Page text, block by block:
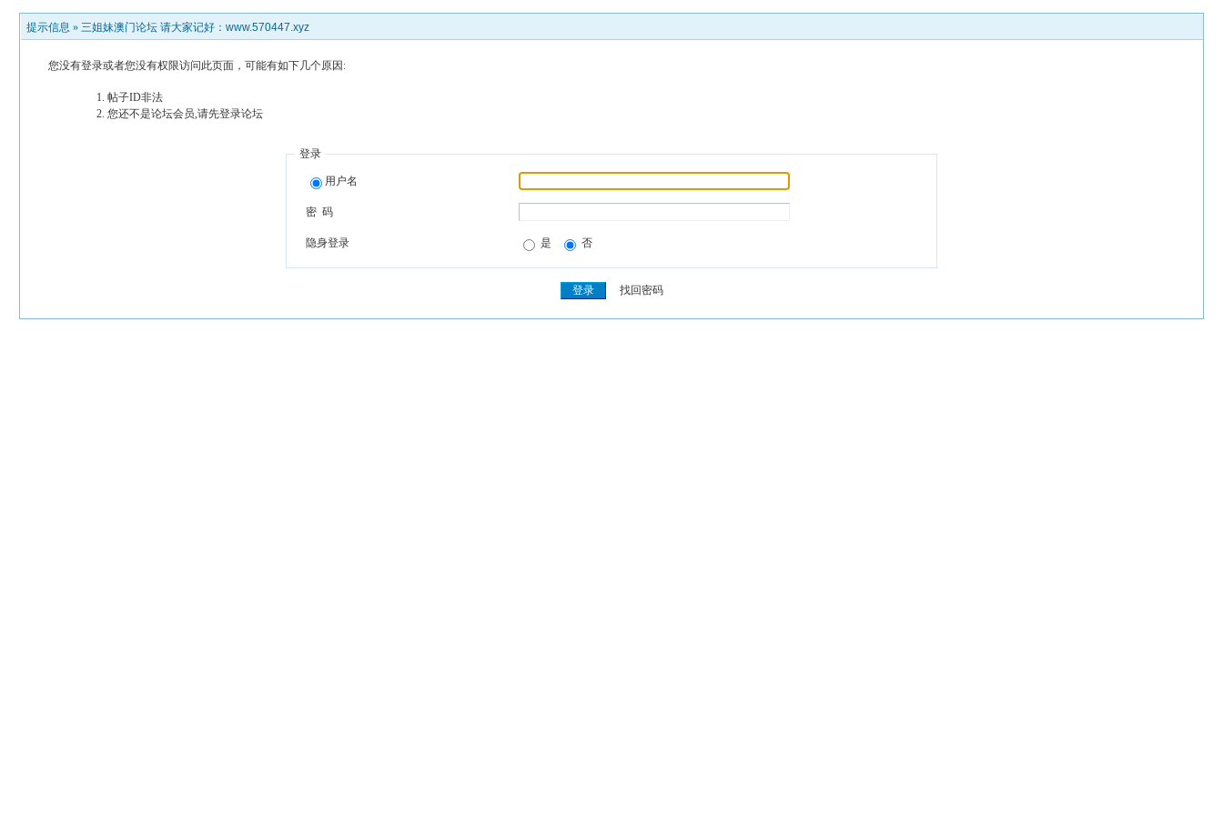
提示信息 » 三姐妹澳门论坛 请大家记好：www.570447.xyz
您没有登录或者您没有权限访问此页面，可能有如下几个原因:
帖子ID非法
您还不是论坛会员,请先登录论坛
登录
用户名
密 码
隐身登录 是 否
找回密码